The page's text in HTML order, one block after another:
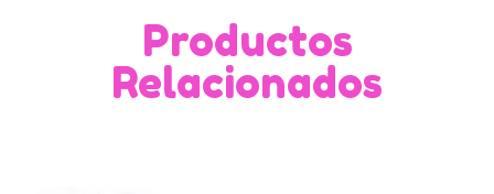
Productos
Relacionados